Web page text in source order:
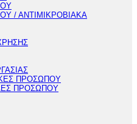
/ ΑΝΤΙΜΙΚΡΟΒΙΑΚΑ
ΠΡΟΣΩΠΟΥ
ΠΡΟΣΩΠΟΥ